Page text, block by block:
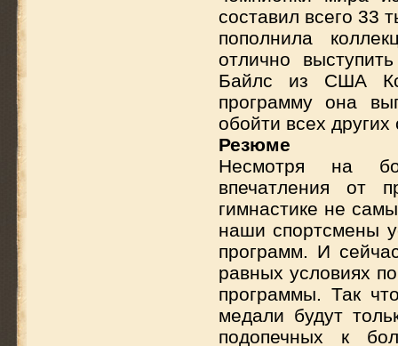
составил всего 33
пополнила
отлично
Байлс из США
программу она
обойти всех других
Резюме
Несмотря на
впечатления от
гимнастике не
наши спортсмены
программ. И
равных условиях
программы. Так
медали будут
подопечных к